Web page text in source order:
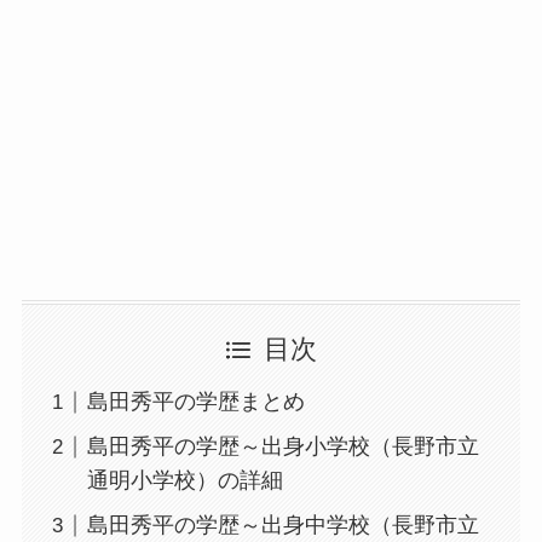
目次
島田秀平の学歴まとめ
島田秀平の学歴～出身小学校（長野市立
通明小学校）の詳細
島田秀平の学歴～出身中学校（長野市立